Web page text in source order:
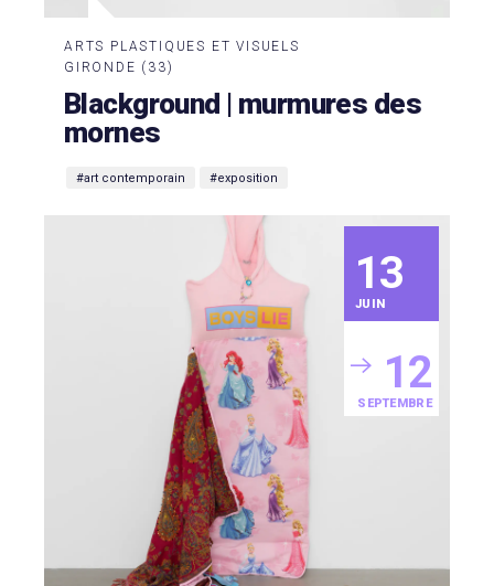
ARTS PLASTIQUES ET VISUELS
GIRONDE (33)
Blackground | murmures des
mornes
#art contemporain #exposition
13
JUIN
12
SEPTEMBRE